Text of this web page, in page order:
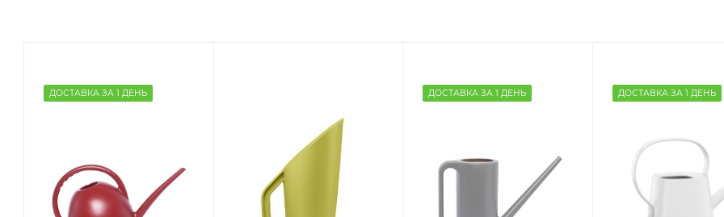
ДОСТАВКА ЗА 1 ДЕНЬ ДОСТАВКА ЗА 1 ДЕНЬ ДОСТАВКА ЗА 1 ДЕНЬ